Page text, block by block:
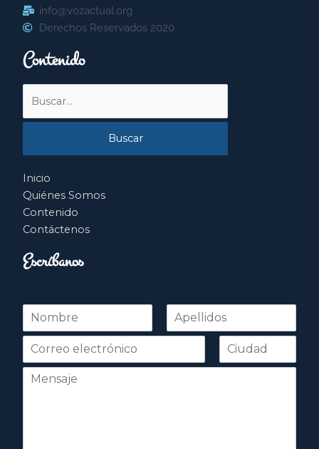
info@vozactual.org
Derechos Reservados 2020
Contenido
por:
Inicio
Quiénes Somos
Contenido
Contáctenos
Escríbanos
N
m
r
Nombre Apellidos